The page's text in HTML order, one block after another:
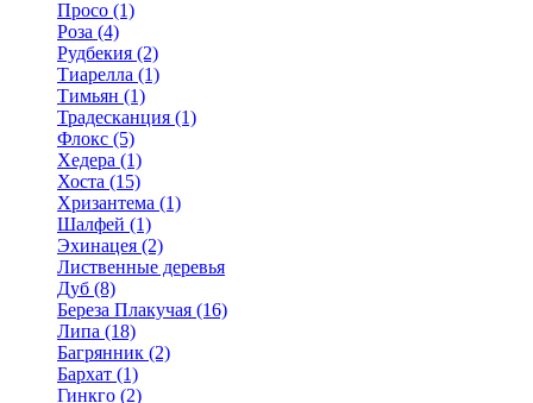
Просо (1)
Роза (4)
Рудбекия (2)
Тиарелла (1)
Тимьян (1)
Традесканция (1)
Флокс (5)
Хедера (1)
Хоста (15)
Хризантема (1)
Шалфей (1)
Эхинацея (2)
Лиственные деревья
Дуб (8)
Береза Плакучая (16)
Липа (18)
Багрянник (2)
Бархат (1)
Гинкго (2)